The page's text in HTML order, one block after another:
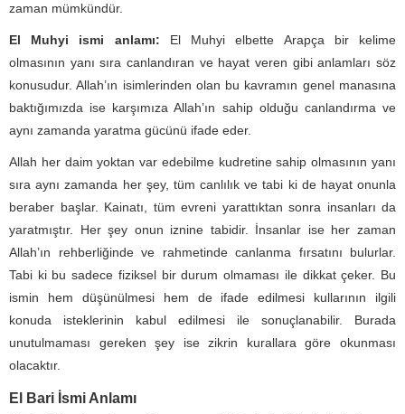
zaman mümkündür.
El Muhyi ismi anlamı: El Muhyi elbette Arapça bir kelime
olmasının yanı sıra canlandıran ve hayat veren gibi anlamları söz
konusudur. Allah’ın isimlerinden olan bu kavramın genel manasına
baktığımızda ise karşımıza Allah’ın sahip olduğu canlandırma ve
aynı zamanda yaratma gücünü ifade eder.
Allah her daim yoktan var edebilme kudretine sahip olmasının yanı
sıra aynı zamanda her şey, tüm canlılık ve tabi ki de hayat onunla
beraber başlar. Kainatı, tüm evreni yarattıktan sonra insanları da
yaratmıştır. Her şey onun iznine tabidir. İnsanlar ise her zaman
Allah’ın rehberliğinde ve rahmetinde canlanma fırsatını bulurlar.
Tabi ki bu sadece fiziksel bir durum olmaması ile dikkat çeker. Bu
ismin hem düşünülmesi hem de ifade edilmesi kullarının ilgili
konuda isteklerinin kabul edilmesi ile sonuçlanabilir. Burada
unutulmaması gereken şey ise zikrin kurallara göre okunması
olacaktır.
El Bari İsmi Anlamı